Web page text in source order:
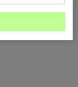
rożny z lewej